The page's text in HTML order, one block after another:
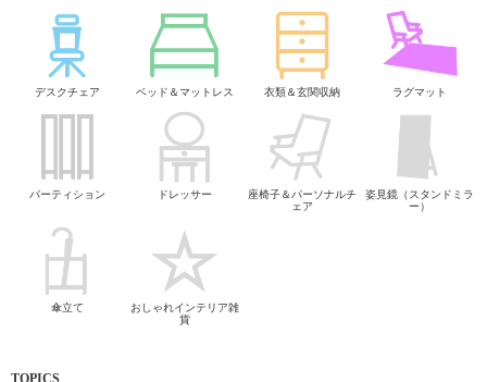
デスクチェア ベッド＆マットレス 衣類＆玄関収納 ラグマット
パーティション ドレッサー
座椅子＆パーソナルチ
ェア
姿見鏡（スタンドミラ
ー）
傘立て
おしゃれインテリア雑
貨